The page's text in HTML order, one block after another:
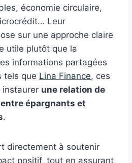
économie circulaire,
Leur
sur une approche claire
utile plutôt que la
informations partagées
tels que Lina Finance, ces
une relation de
épargnants et
.
directement à soutenir
positif, tout en assurant